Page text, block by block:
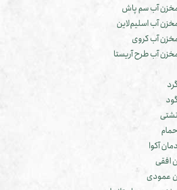
سم پاش
اسلیم‌لاین
کروی
طرح آریستا